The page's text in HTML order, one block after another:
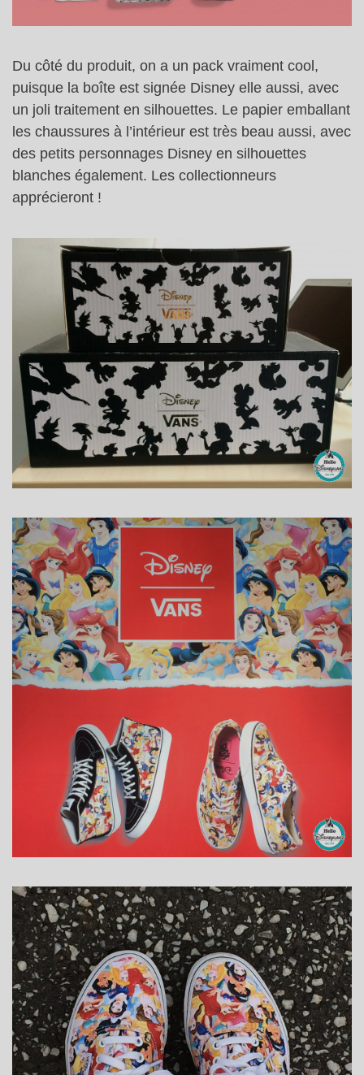
Du côté du produit, on a un pack vraiment cool,
puisque la boîte est signée Disney elle aussi, avec
un joli traitement en silhouettes. Le papier emballant
les chaussures à l’intérieur est très beau aussi, avec
des petits personnages Disney en silhouettes
blanches également. Les collectionneurs
apprécieront !